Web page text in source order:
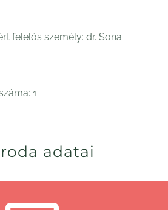
felelős személy: dr. Sona
1
adatai